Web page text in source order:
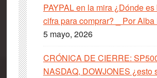
PAYPAL en la mira ¿Dónde
cifra para comprar? _ Por Alba
5 mayo, 2026
CRÓNICA DE CIERRE:
NASDAQ, DOWJONES ¿esto